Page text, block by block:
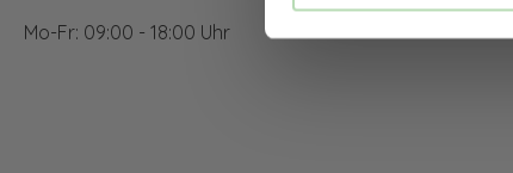
Mo-Fr: 09:00 - 18:00 Uhr